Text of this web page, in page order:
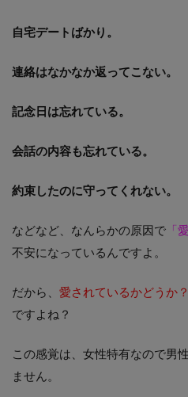
自宅デートばかり。
連絡はなかなか返ってこない。
記念日は忘れている。
会話の内容も忘れている。
約束したのに守ってくれない。
などなど、なんらかの原因で 「
不安になっているんですよ。
だから、 愛されているかどうか？
ですよね？
この感覚は、女性特有なので男
ません。